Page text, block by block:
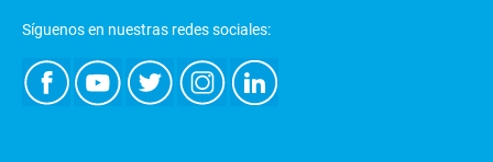
Síguenos en nuestras redes sociales: